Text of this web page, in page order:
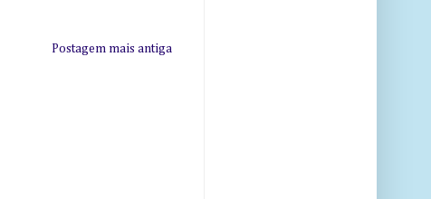
Postagem mais antiga